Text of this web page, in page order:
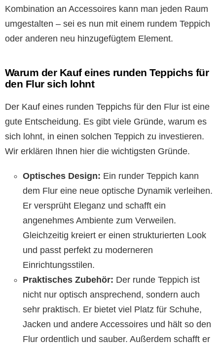
Kombination an Accessoires kann man jeden Raum
umgestalten – sei es nun mit einem rundem Teppich
oder anderen neu hinzugefügtem Element.
Warum der Kauf eines runden Teppichs für
den Flur sich lohnt
Der Kauf eines runden Teppichs für den Flur ist eine
gute Entscheidung. Es gibt viele Gründe, warum es
sich lohnt, in einen solchen Teppich zu investieren.
Wir erklären Ihnen hier die wichtigsten Gründe.
Optisches Design: Ein runder Teppich kann
dem Flur eine neue optische Dynamik verleihen.
Er versprüht Eleganz und schafft ein
angenehmes Ambiente zum Verweilen.
Gleichzeitig kreiert er einen strukturierten Look
und passt perfekt zu moderneren
Einrichtungsstilen.
Praktisches Zubehör: Der runde Teppich ist
nicht nur optisch ansprechend, sondern auch
sehr praktisch. Er bietet viel Platz für Schuhe,
Jacken und andere Accessoires und hält so den
Flur ordentlich und sauber. Außerdem schafft er